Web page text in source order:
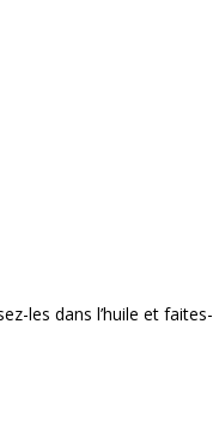
les dans l’huile et faites-